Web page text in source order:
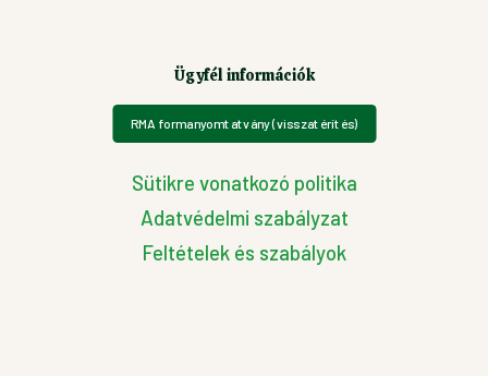
Ügyfél információk
RMA formanyomtatvány (visszatérítés)
Sütikre vonatkozó politika
Adatvédelmi szabályzat
Feltételek és szabályok